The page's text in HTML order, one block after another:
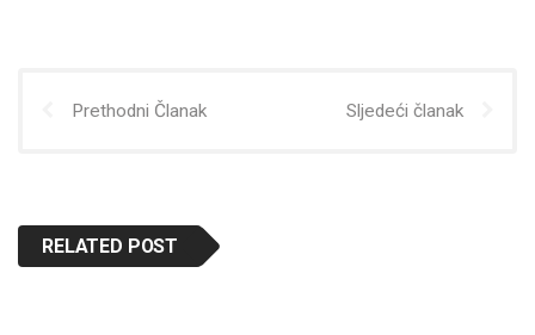
Prethodni Članak Sljedeći članak
RELATED POST